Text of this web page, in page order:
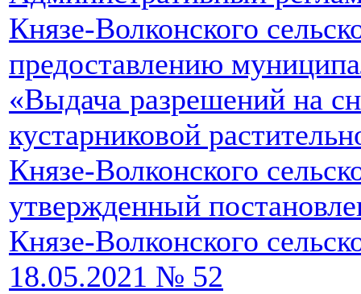
Князе-Волконского
предоставлению
«Выдача разрешений на
кустарниковой
Князе-Волконского
утвержденный
Князе-Волконского
18.05.2021 № 52